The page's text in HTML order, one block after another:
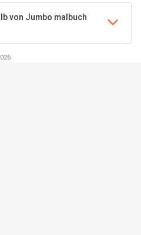
von Jumbo malbuch